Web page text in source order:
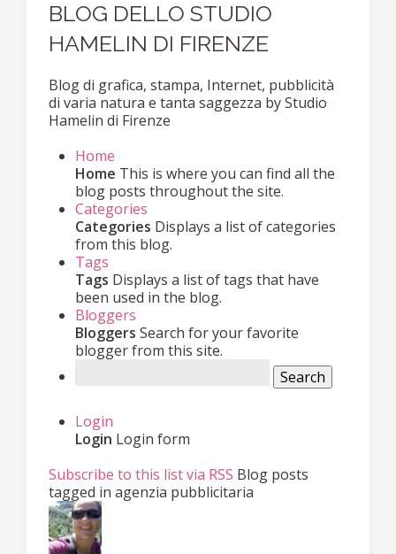
BLOG DELLO STUDIO
HAMELIN DI FIRENZE
Blog di grafica, stampa, Internet, pubblicità
di varia natura e tanta saggezza by Studio
Hamelin di Firenze
Home
Home This is where you can find all the
blog posts throughout the site.
Categories
Categories Displays a list of categories
from this blog.
Tags
Tags Displays a list of tags that have
been used in the blog.
Bloggers
Bloggers Search for your favorite
blogger from this site.
Search
Login
Login Login form
Subscribe to this list via RSS Blog posts
tagged in agenzia pubblicitaria